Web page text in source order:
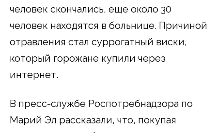
человек скончались, еще около 30
человек находятся в больнице. Причиной
отравления стал суррогатный виски,
который горожане купили через
интернет.
В пресс-службе Роспотребнадзора по
Марий Эл рассказали, что, покупая